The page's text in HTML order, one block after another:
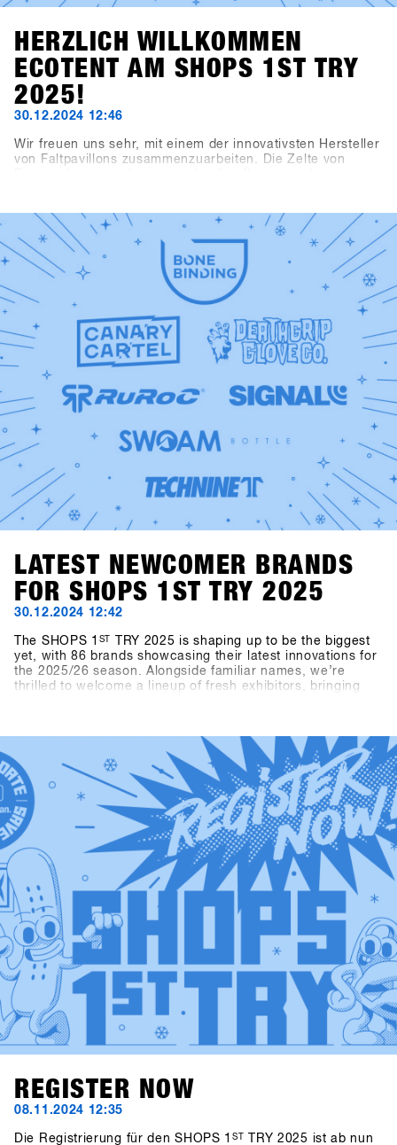
HERZLICH WILLKOMMEN
ECOTENT AM SHOPS 1ST TRY
2025!
30.12.2024 12:46
Wir freuen uns sehr, mit einem der innovativsten Hersteller
von Faltpavillons zusammenzuarbeiten. Die Zelte von
der Eingangsbereich zur Indoorarea präsentieren sich im
neuen SHOPS 1st TRY Design.Schau dir unsere neuen
Zelte am SHOPS 1st TRY genauer an!Check out Ecotent
https://www.ecotent-faltpavillons.de
LATEST NEWCOMER BRANDS
FOR SHOPS 1ST TRY 2025
30.12.2024 12:42
The SHOPS 1 ST
TRY 2025 is shaping up to be the biggest
yet, with 86 brands showcasing their latest innovations for
the 2025/26 season. Alongside familiar names, we’re
thrilled to welcome a lineup of fresh exhibitors, bringing
Bone Binding and bottles from Swoam Bottles, as well as
re-engineered protection gear from ruroc and cosy gloves
by Deathgrip complete the variety of productsSoon these
brands will upload their products, make sure sign up to
SHOPS 1st BASE to check them out in advance!
REGISTER NOW
08.11.2024 12:35
Die Registrierung für den SHOPS 1ST TRY 2025 ist ab nun